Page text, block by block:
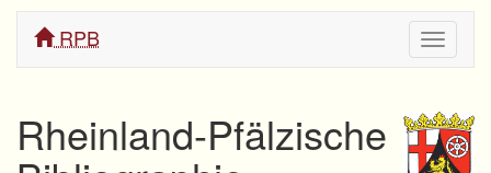
ein/
RPB
Rheinland-Pfälzische